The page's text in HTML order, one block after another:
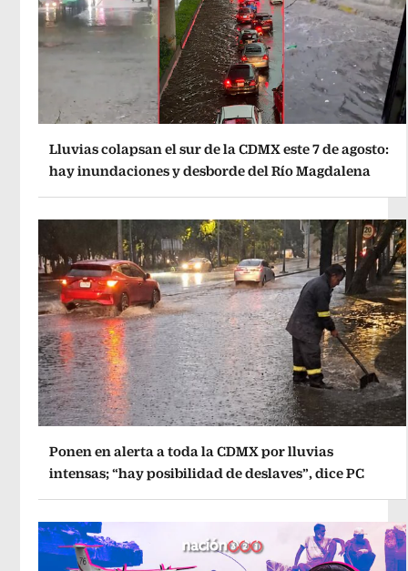
Lluvias colapsan el sur de la CDMX este 7 de agosto:
hay inundaciones y desborde del Río Magdalena
Ponen en alerta a toda la CDMX por lluvias
intensas; “hay posibilidad de deslaves”, dice PC